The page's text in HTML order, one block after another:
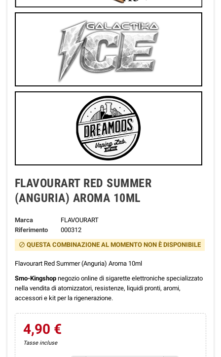
FLAVOURART RED SUMMER
(ANGURIA) AROMA 10ML
Marca
FLAVOURART
Riferimento
000312
block QUESTA COMBINAZIONE AL MOMENTO NON È DISPONIBILE
Flavourart Red Summer (Anguria) Aroma 10ml
Smo-Kingshop negozio online di sigarette elettroniche specializzato
nella vendita di atomizzatori, resistenze, liquidi pronti, aromi,
accessori e kit per la rigenerazione.
4,90 €
Tasse incluse